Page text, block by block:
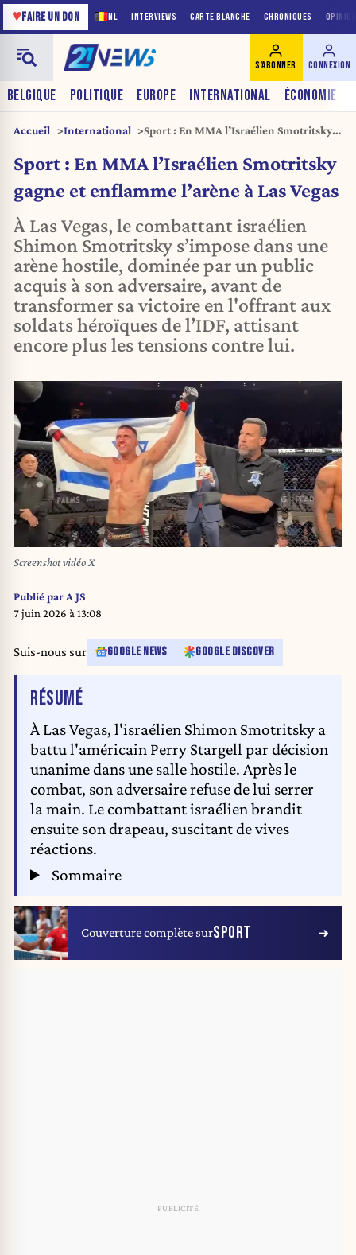
NL INTERVIEWS CARTE BLANCHE CHRONIQUES
♥FAIRE UN DON
BELGIQUE POLITIQUE EUROPE INTERNATIONAL ÉCONOMIE
S'ABONNER CONNEXION
Accueil International
Sport : En MMA l’Israélien Smotritsky
Sport : En MMA l’Israélien Smotritsky
gagne et enflamme l’arène à Las Vegas
À Las Vegas, le combattant israélien
Shimon Smotritsky s’impose dans une
arène hostile, dominée par un public
acquis à son adversaire, avant de
transformer sa victoire en l'offrant aux
soldats héroïques de l’IDF, attisant
encore plus les tensions contre lui.
Screenshot vidéo X
Publié par A JS
7 juin 2026 à 13:08
Suis-nous sur GOOGLE NEWS GOOGLE DISCOVER
RÉSUMÉDE L'ARTICLE
À Las Vegas, l'israélien Shimon Smotritsky a
battu l'américain Perry Stargell par décision
unanime dans une salle hostile. Après le
combat, son adversaire refuse de lui serrer
la main. Le combattant israélien brandit
ensuite son drapeau, suscitant de vives
réactions.
Sommaire
Couverture complète surSPORT